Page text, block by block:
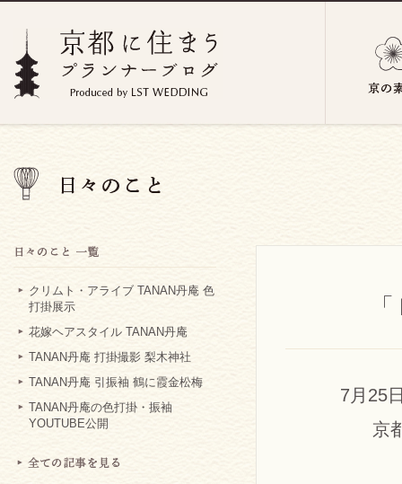
クリムト・アライブ TANAN丹庵 色
打掛展示
花嫁ヘアスタイル TANAN丹庵
TANAN丹庵 打掛撮影 梨木神社
TANAN丹庵 引振袖 鶴に霞金松梅
TANAN丹庵の色打掛・振袖
YOUTUBE公開
7月25
京